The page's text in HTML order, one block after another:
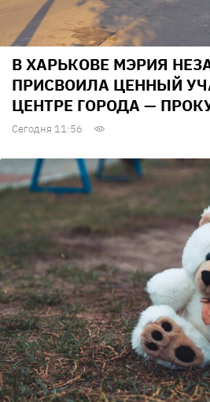
В ХАРЬКОВЕ МЭРИЯ
ПРИСВОИЛА ЦЕННЫЙ
ЦЕНТРЕ ГОРОДА —
Сегодня 11:56